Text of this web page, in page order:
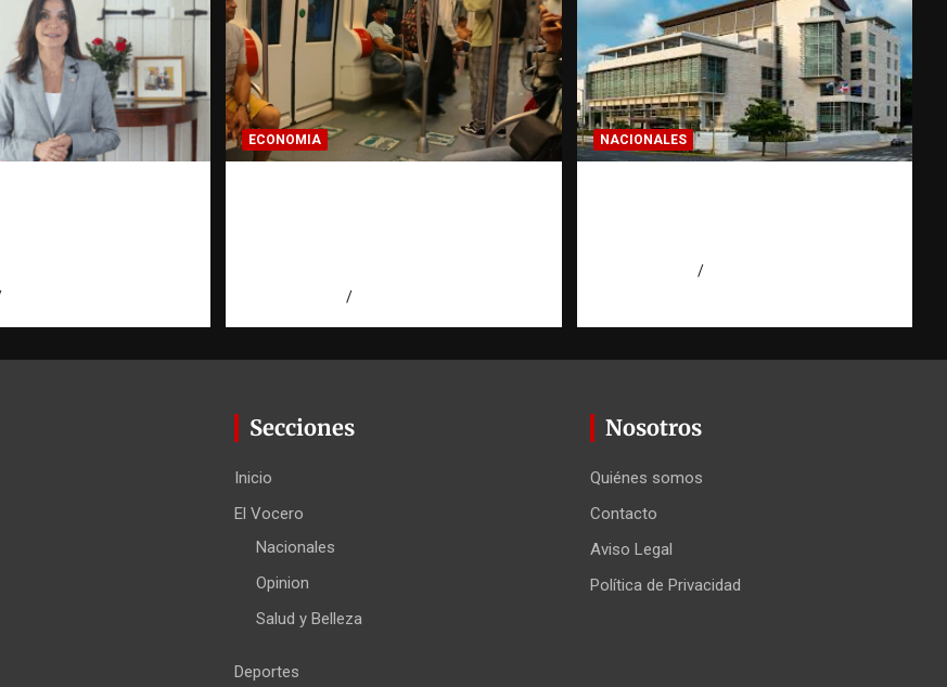
ECONOMIA NACIONALES
Secciones
Inicio
El Vocero
Nacionales
Opinion
Salud y Belleza
Deportes
Nosotros
Quiénes somos
Contacto
Aviso Legal
Política de Privacidad